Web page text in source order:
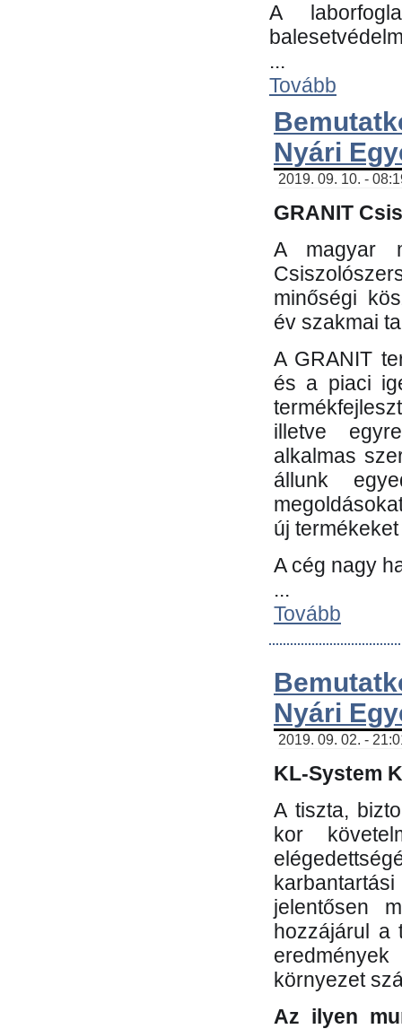
A
...
Tovább
Nyári
2019. 09. 10. -
GRANIT
A magyar
minőségi
év szakmai
A GRANIT
és a piaci
illetve
alkalmas
állunk
új
A cég nagy
...
Tovább
Nyári
2019. 09. 02. -
KL-System
A tiszta,
kor
jelentősen
hozzájárul a
környezet
Az ilyen